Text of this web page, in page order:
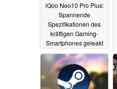
iQoo Neo10 Pro Plus:
Spannende
Spezifikationen des
kräftigen Gaming-
Smartphones geleakt
13.05.2025